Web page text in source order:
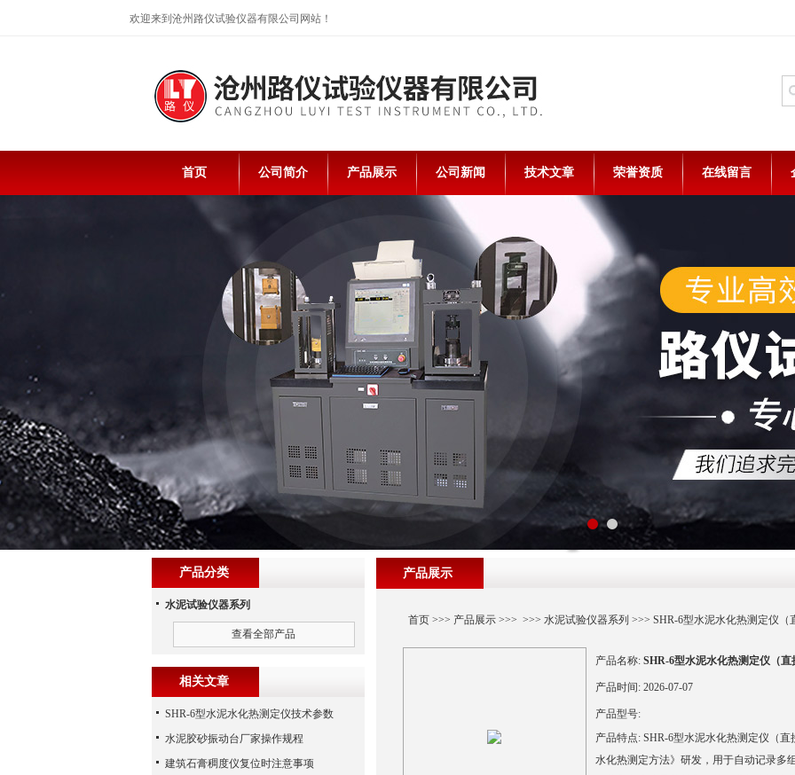
欢迎来到沧州路仪试验仪器有限公司网站！
首页 公司简介 产品展示 公司新闻 技术文章 荣誉资质 在线留言
产品展示
首页>>> 产品展示>>> >>> 水泥试验仪器系列 >>> SHR-6型水泥水化热测定仪（
产品名称: SHR-6型水泥水化热测定仪（直
产品时间: 2026-07-07
产品型号:
产品特点: SHR-6型水泥水化热测定仪（直
水化热测定方法》研发，用于自动记录多
产品分类
水泥试验仪器系列
查看全部产品
相关文章
SHR-6型水泥水化热测定仪技术参数
水泥胶砂振动台厂家操作规程
建筑石膏稠度仪复位时注意事项